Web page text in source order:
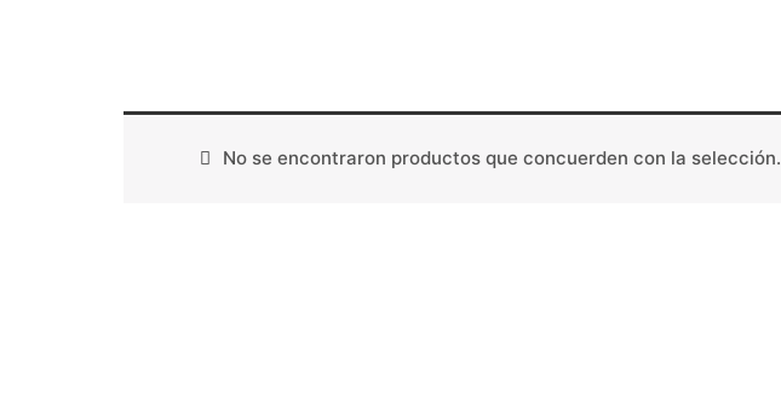
No se encontraron productos que concuerden con la selección.